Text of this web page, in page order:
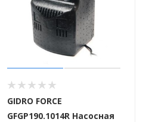
GIDRO FORCE
GFGP190.1014R Насосная